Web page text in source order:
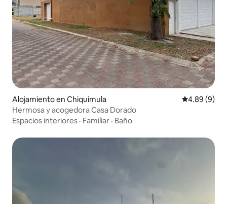
Alojamiento en Chiquimula Calificación
4.89 (9)
Hermosa y acogedora Casa Dorado
Espacios interiores · Familiar · Baño